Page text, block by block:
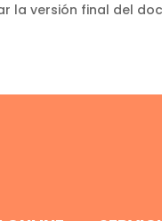
la versión final del